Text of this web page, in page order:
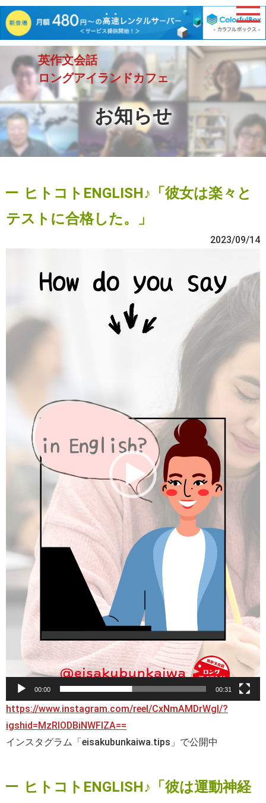
英作文会話
ロングアイランドカフェ
お知らせ
ヒトコトENGLISH♪「彼女は楽々と
テストに合格した。」
2023/09/14
ー
00:00 00:31
https://www.instagram.com/reel/CxNmAMDrWgl/?
igshid=MzRlODBiNWFlZA==
インスタグラム「eisakubunkaiwa.tips」で公開中
ヒトコトENGLISH♪「彼は運動神経